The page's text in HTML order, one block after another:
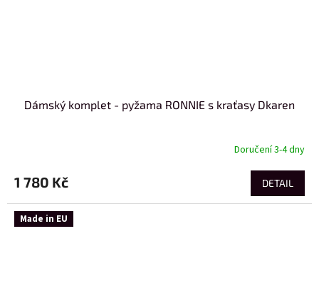
Dámský komplet - pyžama RONNIE s kraťasy Dkaren
Doručení 3-4 dny
1 780 Kč DETAIL
Made in EU